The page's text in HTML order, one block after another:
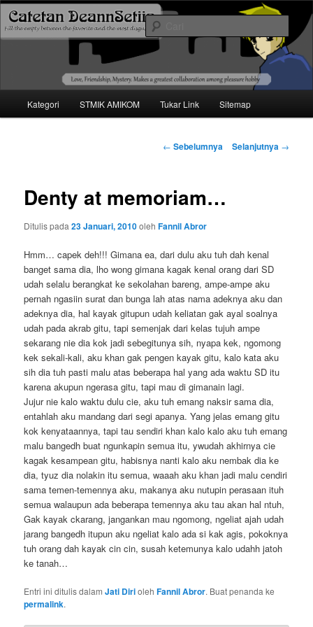
Catetan DS
Mari bermimpi dan ciptakan kehendak
Langsung
utama
Kategori STMIK AMIKOM Tukar Link Sitemap
Navigasi
← Sebelumnya Selanjutnya →
Denty at memoriam…
Ditulis pada23 Januari, 2010olehFannil Abror
Hmm… capek deh!!! Gimana ea, dari dulu aku tuh dah kenal
banget sama dia, lho wong gimana kagak kenal orang dari SD
udah selalu berangkat ke sekolahan bareng, ampe-ampe aku
pernah ngasiin surat dan bunga lah atas nama adeknya aku dan
adeknya dia, hal kayak gitupun udah keliatan gak ayal soalnya
udah pada akrab gitu, tapi semenjak dari kelas tujuh ampe
sekarang nie dia kok jadi sebegitunya sih, nyapa kek, ngomong
kek sekali-kali, aku khan gak pengen kayak gitu, kalo kata aku
sih dia tuh pasti malu atas beberapa hal yang ada waktu SD itu
karena akupun ngerasa gitu, tapi mau di gimanain lagi.
Jujur nie kalo waktu dulu cie, aku tuh emang naksir sama dia,
entahlah aku mandang dari segi apanya. Yang jelas emang gitu
kok kenyataannya, tapi tau sendiri khan kalo kalo aku tuh emang
malu bangedh buat ngunkapin semua itu, ywudah akhirnya cie
kagak kesampean gitu, habisnya nanti kalo aku nembak dia ke
dia, tyuz dia nolakin itu semua, waaah aku khan jadi malu cendiri
sama temen-temennya aku, makanya aku nutupin perasaan ituh
semua walaupun ada beberapa temennya aku tau akan hal ntuh,
Gak kayak ckarang, jangankan mau ngomong, ngeliat ajah udah
jarang bangedh itupun aku ngeliat kalo ada si kak agis, pokoknya
tuh orang dah kayak cin cin, susah ketemunya kalo udahh jatoh
ke tanah…
Entri ini ditulis dalamJati DiriolehFannil Abror. Buat penanda ke
permalink.